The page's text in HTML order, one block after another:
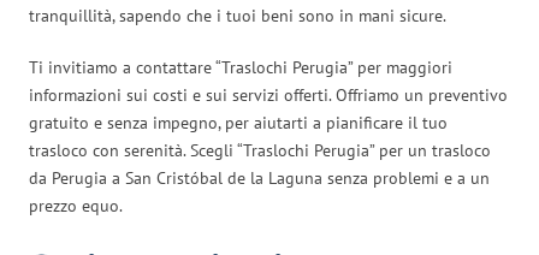
tranquillità, sapendo che i tuoi beni sono in mani sicure.
Ti invitiamo a contattare “Traslochi Perugia” per maggiori
informazioni sui costi e sui servizi offerti. Offriamo un preventivo
gratuito e senza impegno, per aiutarti a pianificare il tuo
trasloco con serenità. Scegli “Traslochi Perugia” per un trasloco
da Perugia a San Cristóbal de la Laguna senza problemi e a un
prezzo equo.